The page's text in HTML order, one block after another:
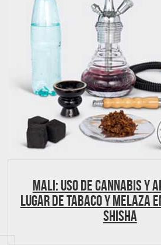
Mali: Uso de cannabis y
lugar de tabaco y melaza
shisha